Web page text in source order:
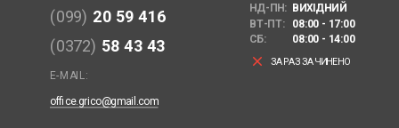
(099) 20 59 416
(0372) 58 43 43
E-MAIL:
office.grico@gmail.com
НД-ПН: ВИХІДНИЙ
ВТ-ПТ:
08:00 - 17:00
СБ:
08:00 - 14:00
clear ЗАРАЗ ЗАЧИНЕНО